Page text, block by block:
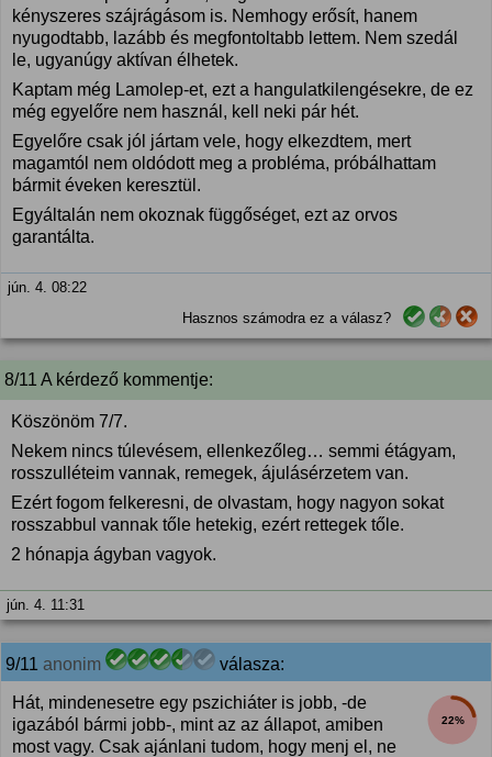
kényszeres szájrágásom is. Nemhogy erősít, hanem
nyugodtabb, lazább és megfontoltabb lettem. Nem szedál
le, ugyanúgy aktívan élhetek.
Kaptam még Lamolep-et, ezt a hangulatkilengésekre, de ez
még egyelőre nem használ, kell neki pár hét.
Egyelőre csak jól jártam vele, hogy elkezdtem, mert
magamtól nem oldódott meg a probléma, próbálhattam
bármit éveken keresztül.
Egyáltalán nem okoznak függőséget, ezt az orvos
garantálta.
jún. 4. 08:22
Hasznos számodra ez a válasz?
8/11 A kérdező kommentje:
Köszönöm 7/7.
Nekem nincs túlevésem, ellenkezőleg… semmi étágyam,
rosszulléteim vannak, remegek, ájulásérzetem van.
Ezért fogom felkeresni, de olvastam, hogy nagyon sokat
rosszabbul vannak tőle hetekig, ezért rettegek tőle.
2 hónapja ágyban vagyok.
jún. 4. 11:31
9/11 anonim válasza:
22%
Hát, mindenesetre egy pszichiáter is jobb, -de
igazából bármi jobb-, mint az az állapot, amiben
most vagy. Csak ajánlani tudom, hogy menj el, ne